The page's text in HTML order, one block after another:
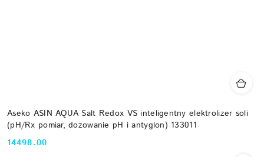
Aseko ASIN AQUA Salt Redox VS inteligentny elektrolizer soli
(pH/Rx pomiar, dozowanie pH i antyglon) 133011
Cena:
14498.00